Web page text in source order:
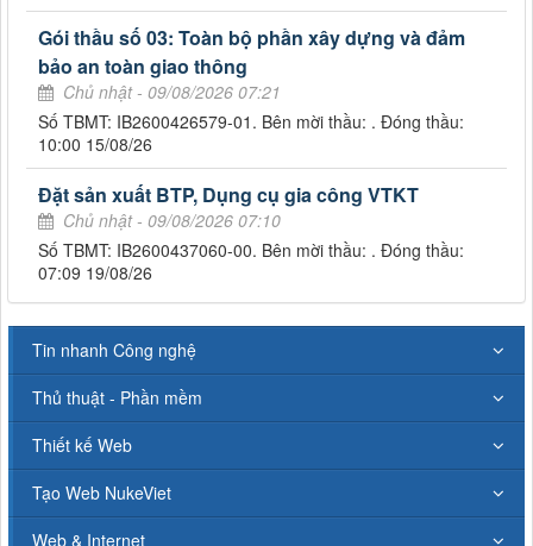
Gói thầu số 03: Toàn bộ phần xây dựng và đảm
bảo an toàn giao thông
Chủ nhật - 09/08/2026 07:21
Số TBMT: IB2600426579-01. Bên mời thầu: . Đóng thầu:
10:00 15/08/26
Đặt sản xuất BTP, Dụng cụ gia công VTKT
Chủ nhật - 09/08/2026 07:10
Số TBMT: IB2600437060-00. Bên mời thầu: . Đóng thầu:
07:09 19/08/26
Tin nhanh Công nghệ
Thủ thuật - Phần mềm
Thiết kế Web
Tạo Web NukeViet
Web & Internet